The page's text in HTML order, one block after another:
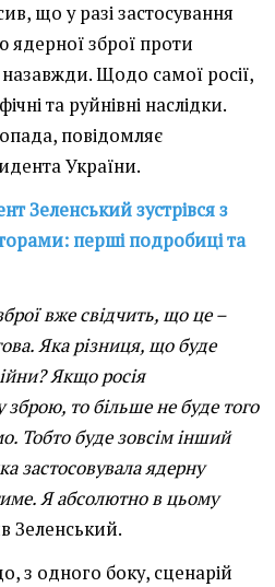
що у разі застосування
ядерної зброї проти
назавжди. Щодо самої росії,
та руйнівні наслідки.
повідомляє
України.
Зеленський зустрівся з
перші подробиці та
вже свідчить, що це –
Яка різниця, що буде
Якщо росія
зброю, то більше не буде того
Тобто буде зовсім інший
застосовувала ядерну
Я абсолютно в цьому
Зеленський.
з одного боку, сценарій